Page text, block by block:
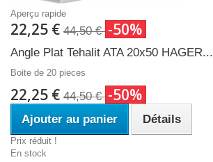
Aperçu rapide
22,25 € 44,50 € -50%
Angle Plat Tehalit ATA 20x50 HAGER...
Boite de 20 pieces
22,25 € 44,50 € -50%
Ajouter au panier Détails
Prix réduit !
En stock